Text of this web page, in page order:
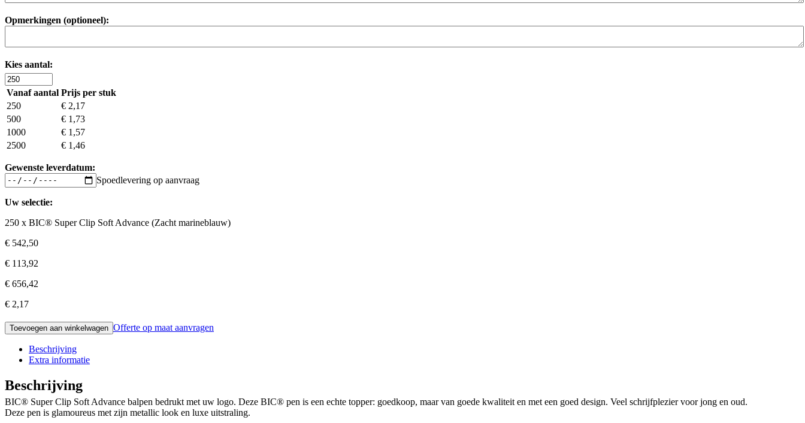
Opmerkingen (optioneel):
Kies aantal:
BIC®
Super
Clip
Soft
Advance
hoeveelheid
Vanaf aantal Prijs per stuk
250
€ 2,17
500
€ 1,73
1000
€ 1,57
2500
€ 1,46
Gewenste leverdatum:
Spoedlevering op aanvraag
Uw selectie:
250 x BIC® Super Clip Soft Advance (Zacht marineblauw)
€ 542,50
€ 113,92
€ 656,42
€ 2,17
Toevoegen aan winkelwagen Offerte op maat aanvragen
Beschrijving
Extra informatie
Beschrijving
BIC® Super Clip Soft Advance balpen bedrukt met uw logo. Deze BIC® pen is een echte topper: goedkoop, maar van goede kwaliteit en met een goed design. Veel schrijfplezier voor jong en oud.
Deze pen is glamoureus met zijn metallic look en luxe uitstraling.